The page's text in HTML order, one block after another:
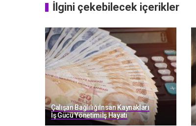
İlgini çekebilecek içerikler
Çalışan Bağlılığıİnsan Kaynakları
İş Gücü Yönetimiİş Hayatı